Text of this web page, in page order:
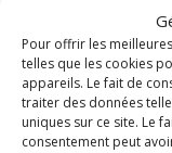
Pour offrir les
telles que les cookies
appareils. Le fait de
traiter des données
uniques sur ce site. Le
consentement peut
La paroisse
Enfants /
Formation